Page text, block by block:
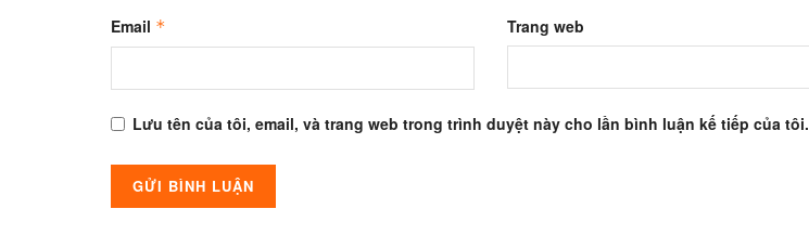
Email * Trang web
Lưu tên của tôi, email, và trang web trong trình duyệt này cho lần bình luận kế tiếp của tôi.